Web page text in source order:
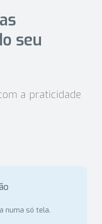
seu
a praticidade
numa só tela.